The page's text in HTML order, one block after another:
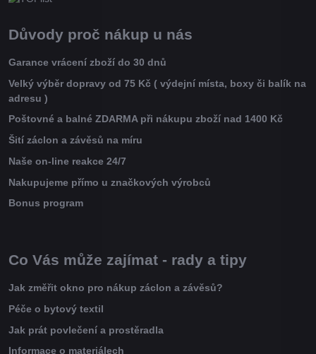
Důvody proč nákup u nás
Garance vrácení zboží do 30 dnů
Velký výběr dopravy od 75 Kč ( výdejní místa, boxy či balík na
adresu )
Poštovné a balné ZDARMA při nákupu zboží nad 1400 Kč
Šití záclon a závěsů na míru
Naše on-line reakce 24/7
Nakupujeme přímo u značkových výrobců
Bonus program
Co Vás může zajímat - rady a tipy
Jak změřit okno pro nákup záclon a závěsů?
Péče o bytový textil
Jak prát povlečení a prostěradla
Informace o materiálech